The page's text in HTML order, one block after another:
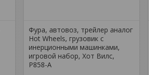
Фура, автовоз, трейлер аналог
Hot Wheels, грузовик с
инерционными машинками,
игровой набор, Хот Вилс,
P858-A